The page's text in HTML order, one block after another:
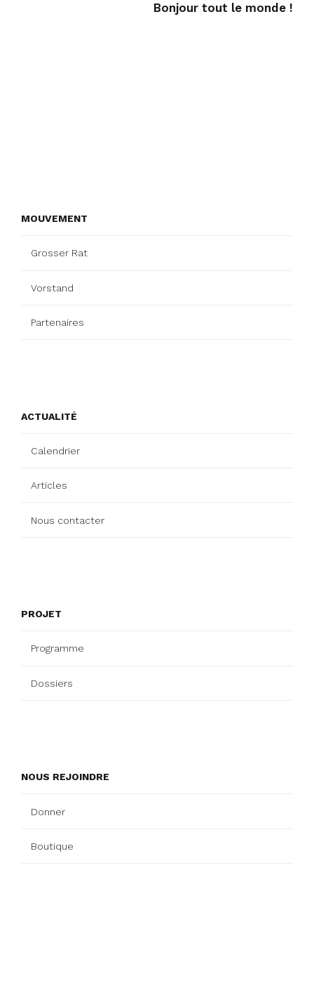
Bonjour tout le monde !
MOUVEMENT
Grosser Rat
Vorstand
Partenaires
ACTUALITÉ
Calendrier
Articles
Nous contacter
PROJET
Programme
Dossiers
NOUS REJOINDRE
Donner
Boutique